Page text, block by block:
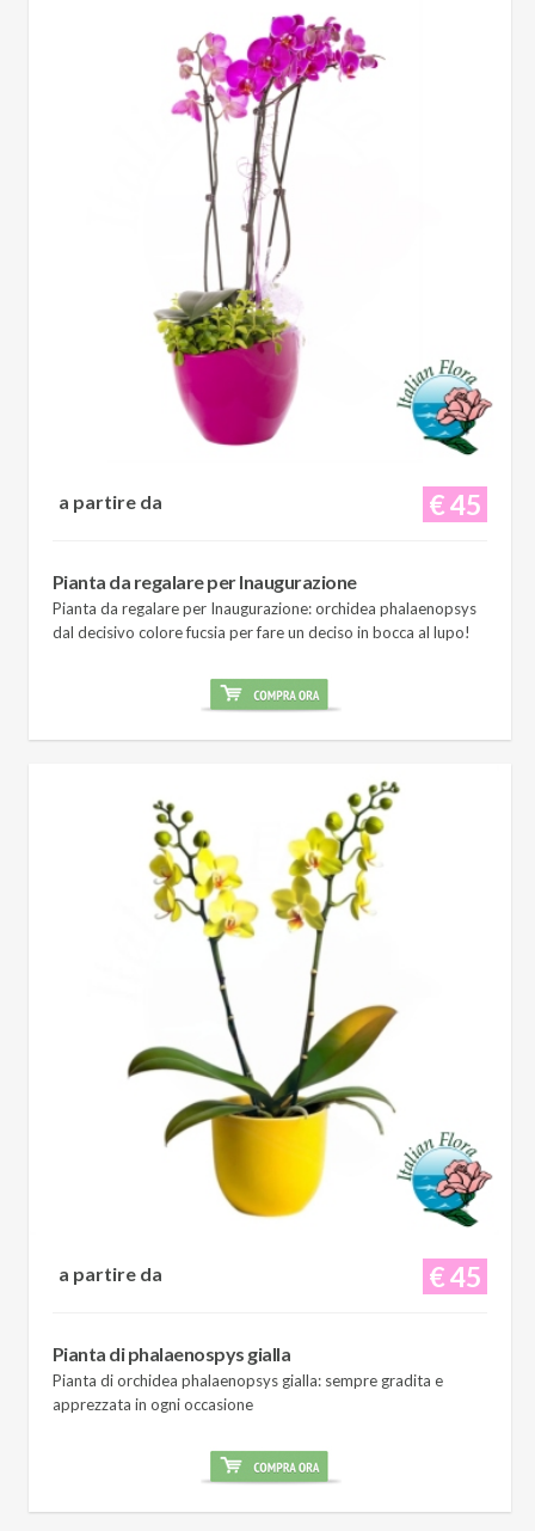
€ 45
a partire da
Pianta da regalare per Inaugurazione
Pianta da regalare per Inaugurazione: orchidea phalaenopsys
dal decisivo colore fucsia per fare un deciso in bocca al lupo!
€ 45
a partire da
Pianta di phalaenospys gialla
Pianta di orchidea phalaenopsys gialla: sempre gradita e
apprezzata in ogni occasione